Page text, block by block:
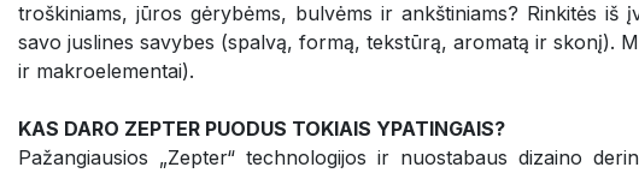
troškiniams, jūros gėrybėms, bulvėms ir ankštiniams? Rinkitės iš
savo juslines savybes (spalvą, formą, tekstūrą, aromatą ir skonį).
ir makroelementai).
KAS DARO ZEPTER PUODUS TOKIAIS YPATINGAIS?
Pažangiausios „Zepter“ technologijos ir nuostabaus dizaino